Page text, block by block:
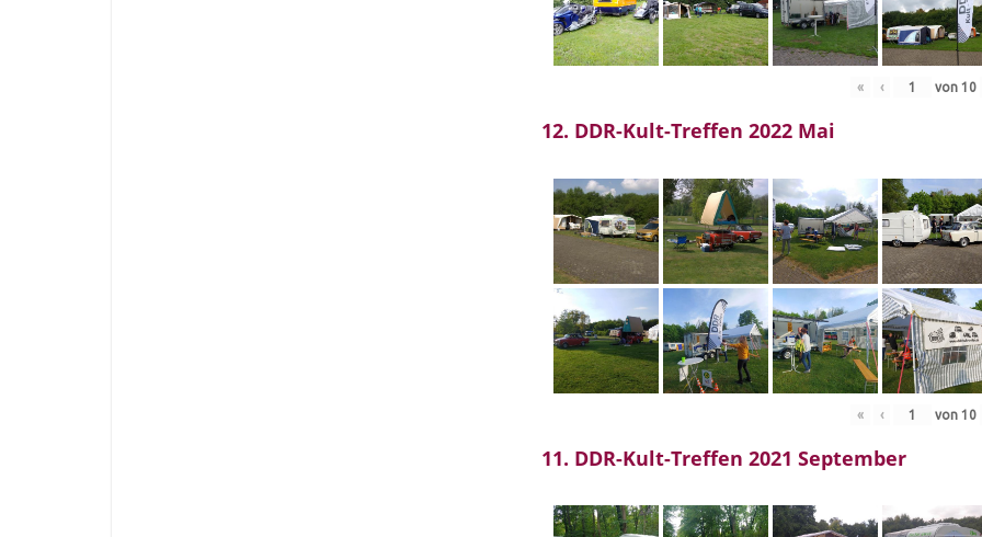
« ‹ von10
12. DDR-Kult-Treffen 2022 Mai
« ‹ von10
11. DDR-Kult-Treffen 2021 September